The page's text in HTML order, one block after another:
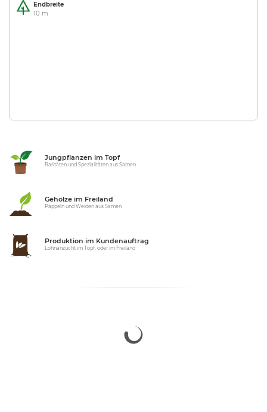
Endbreite
10 m
Jungpflanzen im Topf
Raritäten und Spezialitäten aus Samen
Gehölze im Freiland
Pappeln und Weiden aus Samen
Produktion im Kundenauftrag
Lohnanzucht im Topf, oder im Freiland